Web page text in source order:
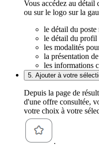
Vous accédez au
ou sur le logo sur la
le détail du poste
le détail du profil
les modalités
la présentation
les informations
5. Ajouter à votre
Depuis la page de
d'une offre consultée,
votre choix à votre
.